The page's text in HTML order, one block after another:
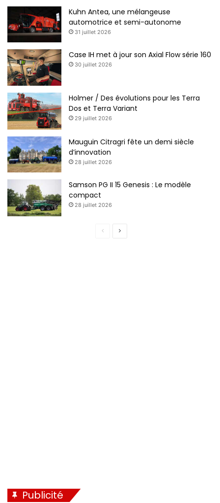
Kuhn Antea, une mélangeuse
automotrice et semi-autonome
31 juillet 2026
Case IH met à jour son Axial Flow série 160
30 juillet 2026
Holmer / Des évolutions pour les Terra
Dos et Terra Variant
29 juillet 2026
Mauguin Citragri fête un demi siècle
d’innovation
28 juillet 2026
Samson PG II 15 Genesis : Le modèle
compact
28 juillet 2026
Page
Page
Publicité